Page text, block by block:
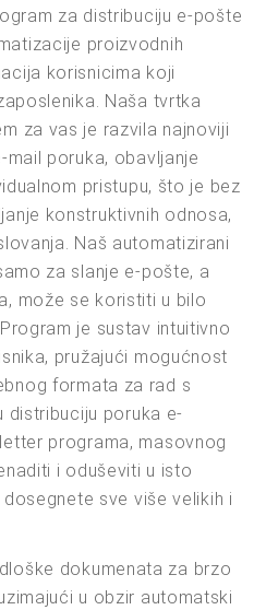
za distribuciju e-pošte
proizvodnih
korisnicima koji
Naša tvrtka
za vas je razvila najnoviji
poruka, obavljanje
pristupu, što je bez
konstruktivnih odnosa,
Naš automatizirani
za slanje e-pošte, a
može se koristiti u bilo
je sustav intuitivno
pružajući mogućnost
formata za rad s
distribuciju poruka e-
programa, masovnog
i oduševiti u isto
sve više velikih i
dokumenata za brzo
u obzir automatski